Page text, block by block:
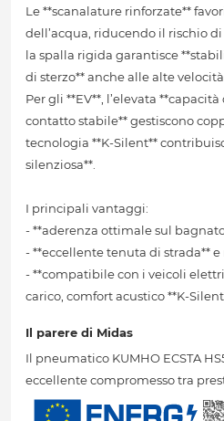
Le **scanalature rinforzate**
dell’acqua, riducendo il rischio
la spalla rigida garantisce
di sterzo** anche alle alte
Per gli **EV**, l’elevata
contatto stabile** gestiscono
tecnologia **K-Silent**
silenziosa**.
I principali vantaggi:
- **aderenza ottimale sul
- **eccellente tenuta di strada** e
- **compatibile con i veicoli
carico, comfort acustico **K-
Il parere di Midas
Il pneumatico KUMHO ECSTA
eccellente compromesso tra